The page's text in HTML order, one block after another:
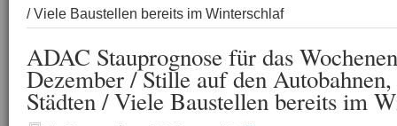
/ Viele Baustellen bereits im Winterschlaf
ADAC Stauprognose für das
Dezember / Stille auf den
Städten / Viele Baustellen bereits im